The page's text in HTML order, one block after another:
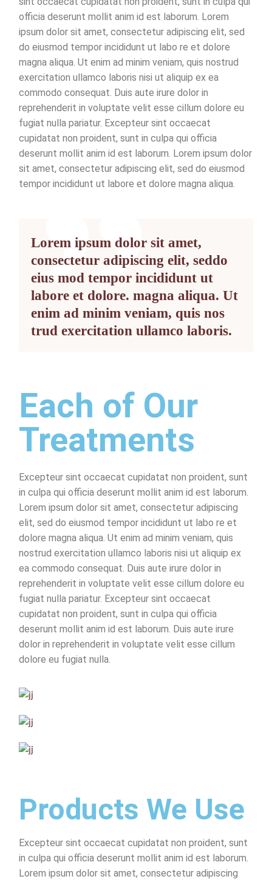
officia deserunt mollit anim id est laborum. Lorem
ipsum dolor sit amet, consectetur adipiscing elit, sed
do eiusmod tempor incididunt ut labo re et dolore
magna aliqua. Ut enim ad minim veniam, quis nostrud
exercitation ullamco laboris nisi ut aliquip ex ea
commodo consequat. Duis aute irure dolor in
reprehenderit in voluptate velit esse cillum dolore eu
fugiat nulla pariatur. Excepteur sint occaecat
cupidatat non proident, sunt in culpa qui officia
deserunt mollit anim id est laborum. Lorem ipsum dolor
sit amet, consectetur adipiscing elit, sed do eiusmod
tempor incididunt ut labore et dolore magna aliqua.
Lorem ipsum dolor sit amet,
consectetur adipiscing elit, seddo
eius mod tempor incididunt ut
labore et dolore. magna aliqua. Ut
enim ad minim veniam, quis nos
trud exercitation ullamco laboris.
Each of Our
Treatments
Excepteur sint occaecat cupidatat non proident, sunt
in culpa qui officia deserunt mollit anim id est laborum.
Lorem ipsum dolor sit amet, consectetur adipiscing
elit, sed do eiusmod tempor incididunt ut labo re et
dolore magna aliqua. Ut enim ad minim veniam, quis
nostrud exercitation ullamco laboris nisi ut aliquip ex
ea commodo consequat. Duis aute irure dolor in
reprehenderit in voluptate velit esse cillum dolore eu
fugiat nulla pariatur. Excepteur sint occaecat
cupidatat non proident, sunt in culpa qui officia
deserunt mollit anim id est laborum. Duis aute irure
dolor in reprehenderit in voluptate velit esse cillum
dolore eu fugiat nulla.
Products We Use
Excepteur sint occaecat cupidatat non proident, sunt
in culpa qui officia deserunt mollit anim id est laborum.
Lorem ipsum dolor sit amet, consectetur adipiscing